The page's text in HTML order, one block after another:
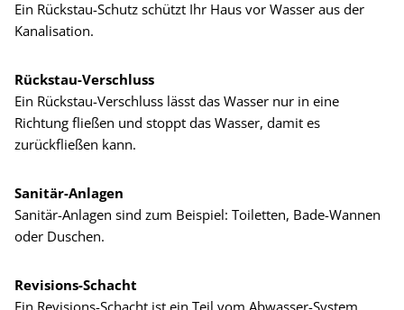
Ein Rückstau-Schutz schützt Ihr Haus vor Wasser aus der
Kanalisation.
Rückstau-Verschluss
Ein Rückstau-Verschluss lässt das Wasser nur in eine
Richtung fließen und stoppt das Wasser, damit es
zurückfließen kann.
Sanitär-Anlagen
Sanitär-Anlagen sind zum Beispiel: Toiletten, Bade-Wannen
oder Duschen.
Revisions-Schacht